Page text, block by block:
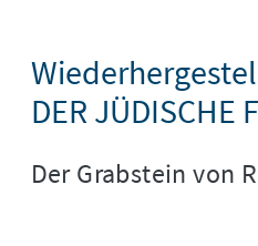
DER JÜDISCHE
Der Grabstein von